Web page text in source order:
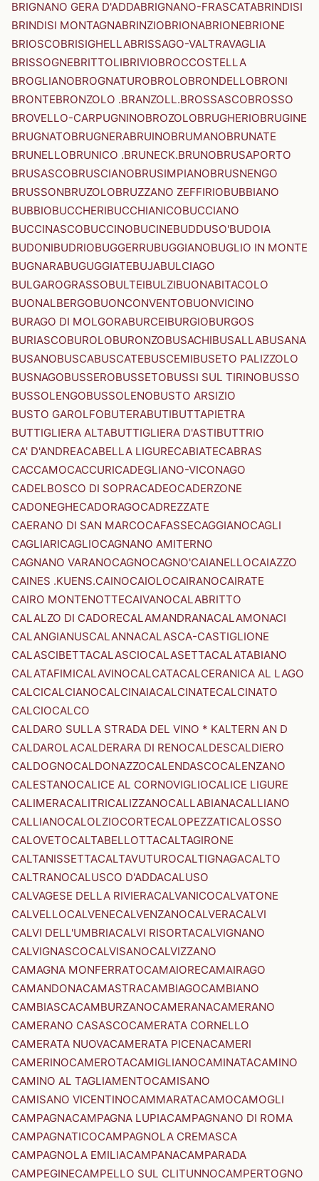
BRIGNANO GERA D'ADDABRIGNANO-FRASCATABRINDISI
BRINDISI MONTAGNABRINZIOBRIONABRIONEBRIONE
BRIOSCOBRISIGHELLABRISSAGO-VALTRAVAGLIA
BRISSOGNEBRITTOLIBRIVIOBROCCOSTELLA
BROGLIANOBROGNATUROBROLOBRONDELLOBRONI
BRONTEBRONZOLO .BRANZOLL.BROSSASCOBROSSO
BROVELLO-CARPUGNINOBROZOLOBRUGHERIOBRUGINE
BRUGNATOBRUGNERABRUINOBRUMANOBRUNATE
BRUNELLOBRUNICO .BRUNECK.BRUNOBRUSAPORTO
BRUSASCOBRUSCIANOBRUSIMPIANOBRUSNENGO
BRUSSONBRUZOLOBRUZZANO ZEFFIRIOBUBBIANO
BUBBIOBUCCHERIBUCCHIANICOBUCCIANO
BUCCINASCOBUCCINOBUCINEBUDDUSO'BUDOIA
BUDONIBUDRIOBUGGERRUBUGGIANOBUGLIO IN MONTE
BUGNARABUGUGGIATEBUJABULCIAGO
BULGAROGRASSOBULTEIBULZIBUONABITACOLO
BUONALBERGOBUONCONVENTOBUONVICINO
BURAGO DI MOLGORABURCEIBURGIOBURGOS
BURIASCOBUROLOBURONZOBUSACHIBUSALLABUSANA
BUSANOBUSCABUSCATEBUSCEMIBUSETO PALIZZOLO
BUSNAGOBUSSEROBUSSETOBUSSI SUL TIRINOBUSSO
BUSSOLENGOBUSSOLENOBUSTO ARSIZIO
BUSTO GAROLFOBUTERABUTIBUTTAPIETRA
BUTTIGLIERA ALTABUTTIGLIERA D'ASTIBUTTRIO
CA' D'ANDREACABELLA LIGURECABIATECABRAS
CACCAMOCACCURICADEGLIANO-VICONAGO
CADELBOSCO DI SOPRACADEOCADERZONE
CADONEGHECADORAGOCADREZZATE
CAERANO DI SAN MARCOCAFASSECAGGIANOCAGLI
CAGLIARICAGLIOCAGNANO AMITERNO
CAGNANO VARANOCAGNOCAGNO'CAIANELLOCAIAZZO
CAINES .KUENS.CAINOCAIOLOCAIRANOCAIRATE
CAIRO MONTENOTTECAIVANOCALABRITTO
CALALZO DI CADORECALAMANDRANACALAMONACI
CALANGIANUSCALANNACALASCA-CASTIGLIONE
CALASCIBETTACALASCIOCALASETTACALATABIANO
CALATAFIMICALAVINOCALCATACALCERANICA AL LAGO
CALCICALCIANOCALCINAIACALCINATECALCINATO
CALCIOCALCO
CALDARO SULLA STRADA DEL VINO * KALTERN AN D
CALDAROLACALDERARA DI RENOCALDESCALDIERO
CALDOGNOCALDONAZZOCALENDASCOCALENZANO
CALESTANOCALICE AL CORNOVIGLIOCALICE LIGURE
CALIMERACALITRICALIZZANOCALLABIANACALLIANO
CALLIANOCALOLZIOCORTECALOPEZZATICALOSSO
CALOVETOCALTABELLOTTACALTAGIRONE
CALTANISSETTACALTAVUTUROCALTIGNAGACALTO
CALTRANOCALUSCO D'ADDACALUSO
CALVAGESE DELLA RIVIERACALVANICOCALVATONE
CALVELLOCALVENECALVENZANOCALVERACALVI
CALVI DELL'UMBRIACALVI RISORTACALVIGNANO
CALVIGNASCOCALVISANOCALVIZZANO
CAMAGNA MONFERRATOCAMAIORECAMAIRAGO
CAMANDONACAMASTRACAMBIAGOCAMBIANO
CAMBIASCACAMBURZANOCAMERANACAMERANO
CAMERANO CASASCOCAMERATA CORNELLO
CAMERATA NUOVACAMERATA PICENACAMERI
CAMERINOCAMEROTACAMIGLIANOCAMINATACAMINO
CAMINO AL TAGLIAMENTOCAMISANO
CAMISANO VICENTINOCAMMARATACAMOCAMOGLI
CAMPAGNACAMPAGNA LUPIACAMPAGNANO DI ROMA
CAMPAGNATICOCAMPAGNOLA CREMASCA
CAMPAGNOLA EMILIACAMPANACAMPARADA
CAMPEGINECAMPELLO SUL CLITUNNOCAMPERTOGNO